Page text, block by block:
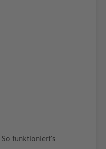
So funktioniert's